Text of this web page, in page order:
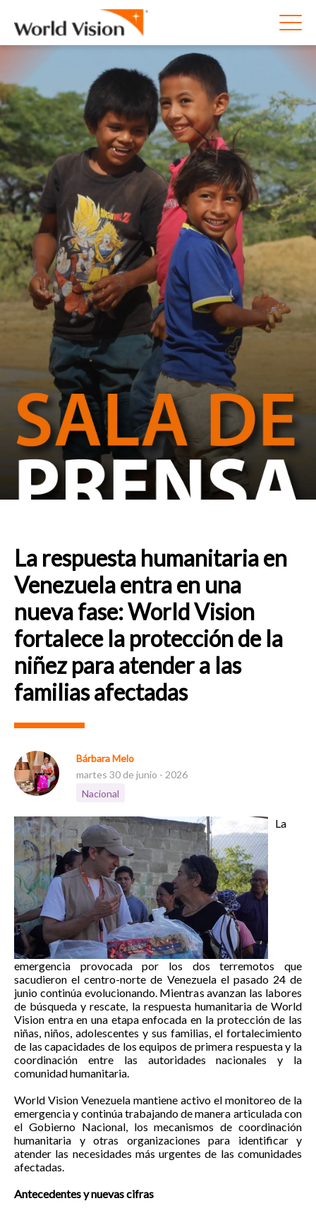
La respuesta humanitaria en
Venezuela entra en una
nueva fase: World Vision
fortalece la protección de la
niñez para atender a las
familias afectadas
Bárbara Melo
martes 30 de junio - 2026
Nacional
La
emergencia provocada por los dos terremotos que
sacudieron el centro-norte de Venezuela el pasado 24 de
junio continúa evolucionando. Mientras avanzan las labores
de búsqueda y rescate, la respuesta humanitaria de World
Vision entra en una etapa enfocada en la protección de las
niñas, niños, adolescentes y sus familias, el fortalecimiento
de las capacidades de los equipos de primera respuesta y la
coordinación entre las autoridades nacionales y la
comunidad humanitaria.
World Vision Venezuela mantiene activo el monitoreo de la
emergencia y continúa trabajando de manera articulada con
el Gobierno Nacional, los mecanismos de coordinación
humanitaria y otras organizaciones para identificar y
atender las necesidades más urgentes de las comunidades
afectadas.
Antecedentes y nuevas cifras